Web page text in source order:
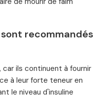
recommandés
car ils continuent à fournir
à leur forte teneur en
le niveau d'insuline